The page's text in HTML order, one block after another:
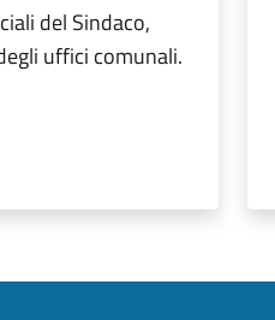
del Sindaco,
uffici comunali.